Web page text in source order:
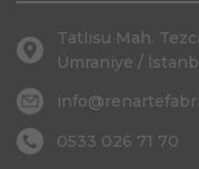
Tatlısu Mah.
Ümraniye /
0533 026 71 70